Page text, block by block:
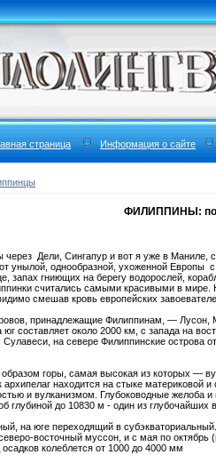
страница Информация о сайте
ФИЛИППИНЫ: по
через Дели, Сингапур и вот я уже в Маниле,
унылой, однообразной, ухоженной Европы
запах гниющих на берегу водорослей,
считались самыми красивыми в мире.
смешав кровь европейских
принадлежащие Филиппинам, —
юг составляет около 2000 км, с запада
на севере Филиппинские острова
горы, самая высокая из которых
архипелаг находится на стыке материковой
и вулканизмом. Глубоководные желоба
глубиной до 10830 м - один из глубочайших
на юге переходящий в
северо-восточный муссон, и с мая по
колеблется от 1000 до 4000 мм